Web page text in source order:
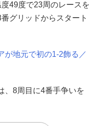
49度で23周のレースを
グリッドからスタート
が地元で初の1-2飾る／
、8周目に4番手争いを